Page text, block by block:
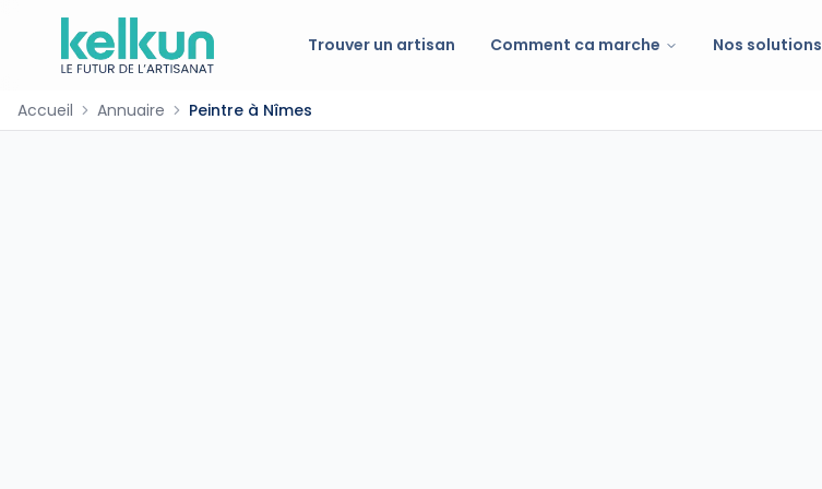
Trouver un artisan Comment ca marche Nos solutions
Accueil Annuaire Peintre à Nîmes